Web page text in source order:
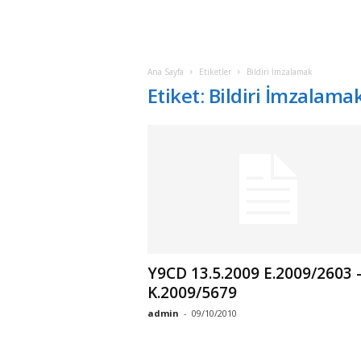
Ana Sayfa Etiketler Bildiri İmzalamak
Etiket: Bildiri
Y9CD 13.5.2009 E.2009/2603
K.2009/5679
admin - 09/10/2010